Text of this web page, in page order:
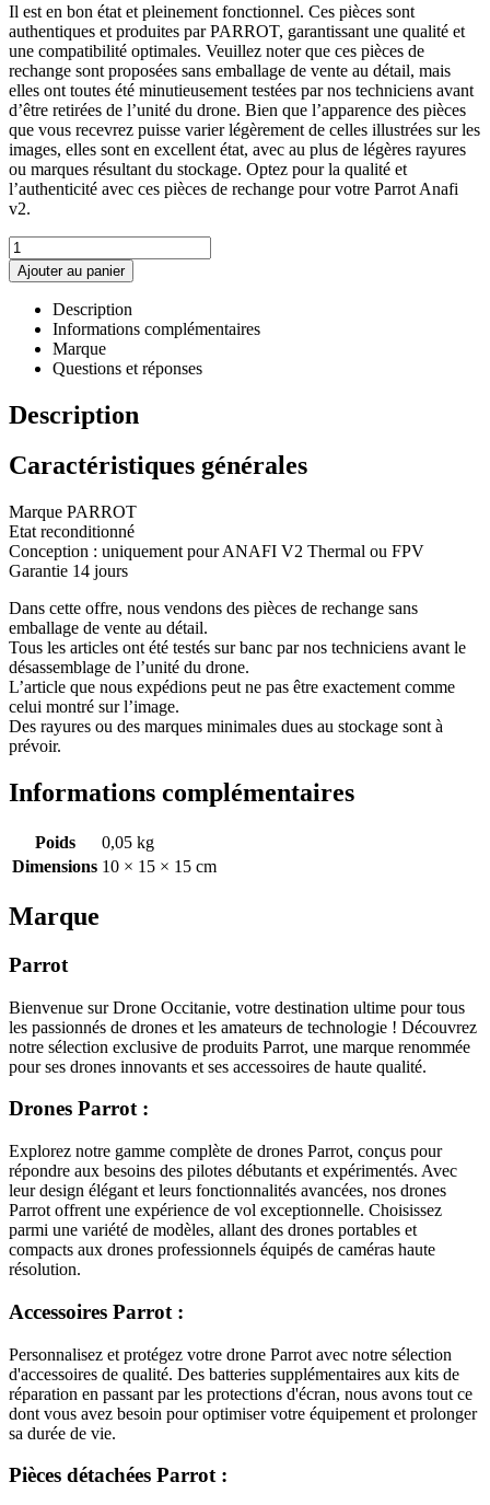
Il est en bon état et pleinement fonctionnel. Ces pièces sont
authentiques et produites par PARROT, garantissant une qualité et
une compatibilité optimales. Veuillez noter que ces pièces de
rechange sont proposées sans emballage de vente au détail, mais
elles ont toutes été minutieusement testées par nos techniciens avant
d’être retirées de l’unité du drone. Bien que l’apparence des pièces
que vous recevrez puisse varier légèrement de celles illustrées sur les
images, elles sont en excellent état, avec au plus de légères rayures
ou marques résultant du stockage. Optez pour la qualité et
l’authenticité avec ces pièces de rechange pour votre Parrot Anafi
v2.
Quantité
Ajouter au panier
Description
Informations complémentaires
Marque
Questions et réponses
Description
Caractéristiques générales
Marque PARROT
Etat reconditionné
Conception : uniquement pour ANAFI V2 Thermal ou FPV
Garantie 14 jours
Dans cette offre, nous vendons des pièces de rechange sans
emballage de vente au détail.
Tous les articles ont été testés sur banc par nos techniciens avant le
désassemblage de l’unité du drone.
L’article que nous expédions peut ne pas être exactement comme
celui montré sur l’image.
Des rayures ou des marques minimales dues au stockage sont à
prévoir.
Informations complémentaires
Poids
0,05 kg
Dimensions 10 × 15 × 15 cm
Marque
Parrot
Bienvenue sur Drone Occitanie, votre destination ultime pour tous
les passionnés de drones et les amateurs de technologie ! Découvrez
notre sélection exclusive de produits Parrot, une marque renommée
pour ses drones innovants et ses accessoires de haute qualité.
Drones Parrot :
Explorez notre gamme complète de drones Parrot, conçus pour
répondre aux besoins des pilotes débutants et expérimentés. Avec
leur design élégant et leurs fonctionnalités avancées, nos drones
Parrot offrent une expérience de vol exceptionnelle. Choisissez
parmi une variété de modèles, allant des drones portables et
compacts aux drones professionnels équipés de caméras haute
résolution.
Accessoires Parrot :
Personnalisez et protégez votre drone Parrot avec notre sélection
d'accessoires de qualité. Des batteries supplémentaires aux kits de
réparation en passant par les protections d'écran, nous avons tout ce
dont vous avez besoin pour optimiser votre équipement et prolonger
sa durée de vie.
Pièces détachées Parrot :